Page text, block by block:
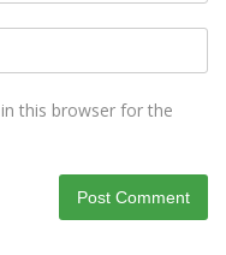
this browser for the